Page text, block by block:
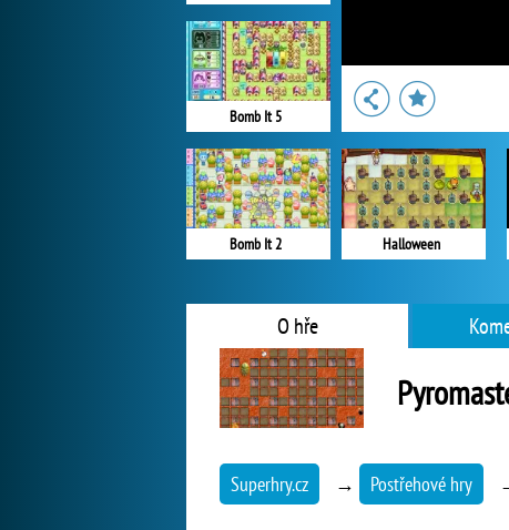
Bomb It 5
Bomb It 2 Halloween
O hře
Superhry.cz → Postřehové hry